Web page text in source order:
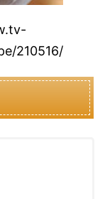
210516/